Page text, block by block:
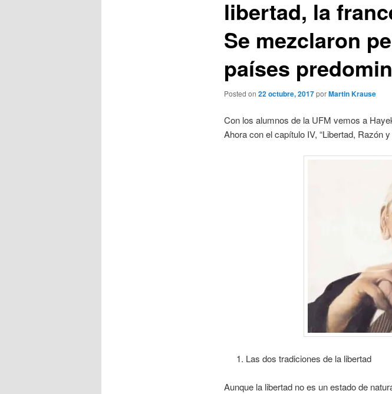
libertad, la
Se mezclaron
países
Posted on 22 octubre, 2017porMartin Krause
Con los alumnos de la UFM vemos a
Ahora con el capítulo IV, “Libertad, Razón
Las dos tradiciones de la libertad
Aunque la libertad no es un estado de